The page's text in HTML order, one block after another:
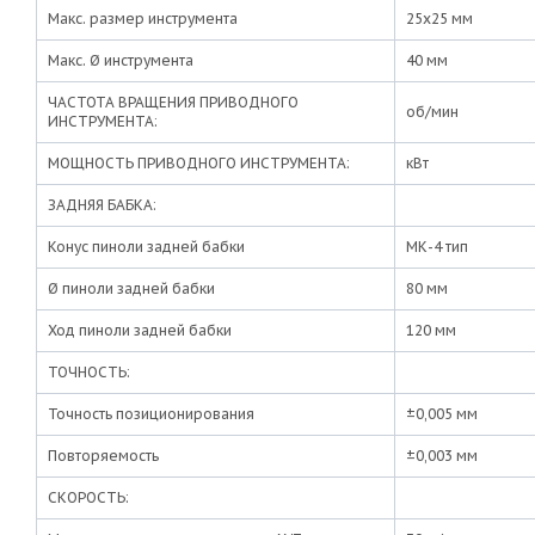
Макс. размер инструмента 25х25 мм
Макс. Ø инструмента 40 мм
ЧАСТОТА ВРАЩЕНИЯ ПРИВОДНОГО
ИНСТРУМЕНТА:
об/мин
МОЩНОСТЬ ПРИВОДНОГО ИНСТРУМЕНТА: кВт
ЗАДНЯЯ БАБКА:
Конус пиноли задней бабки МК-4 тип
Ø пиноли задней бабки 80 мм
Ход пиноли задней бабки 120 мм
ТОЧНОСТЬ:
Точность позиционирования ±0,005 мм
Повторяемость ±0,003 мм
СКОРОСТЬ: